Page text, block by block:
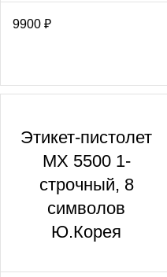
9900 ₽
Этикет-пистолет
МХ 5500 1-
строчный, 8
символов
Ю.Корея